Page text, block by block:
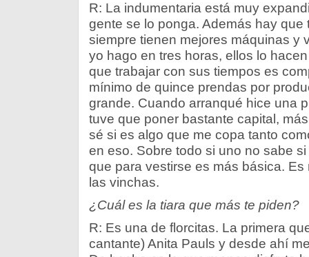
R: La indumentaria está muy
gente se lo ponga. Además hay que
siempre tienen mejores máquinas y
yo hago en tres horas, ellos lo
que trabajar con sus tiempos es
mínimo de quince prendas por
grande. Cuando arranqué hice una
tuve que poner bastante capital,
sé si es algo que me copa tanto
en eso. Sobre todo si uno no sabe
que para vestirse es más básica.
las vinchas.
¿Cuál es la tiara que más te piden?
R: Es una de florcitas. La primera
cantante) Anita Pauls y desde ahí